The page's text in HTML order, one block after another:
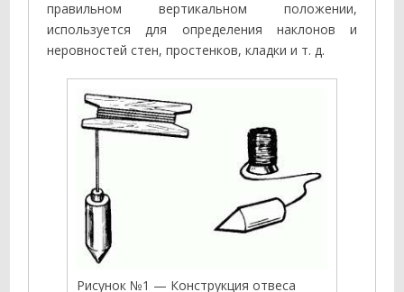
правильном вертикальном положении,
используется для определения наклонов и
неровностей стен, простенков, кладки и т. д.
Рисунок №1 — Конструкция отвеса